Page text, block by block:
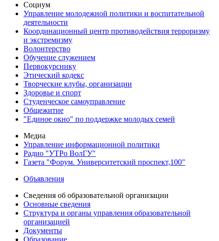
Социум
Управление молодежной политики и воспитательной
деятельности
Координационный центр противодействия терроризму
и экстремизму
Волонтерство
Обучение служением
Первокурснику
Этический кодекс
Творческие клубы, организации
Здоровье и спорт
Студенческое самоуправление
Общежитие
"Единое окно" по поддержке молодых семей
Медиа
Управление информационной политики
Радио "УТРо ВолГУ"
Газета "Форум. Университетский проспект,100"
Объявления
Сведения об образовательной организации
Основные сведения
Структура и органы управления образовательной
организацией
Документы
Образование